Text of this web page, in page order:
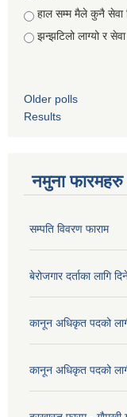
हाल सम्म मैले कुनै सेवा
झन्झटिलो लाग्यो र
Older polls
Results
नमुना फारमहरु
सम्पति विवरण फाराम
बेरोजगार दर्ताका लागि
कानून अधिकृत पदको
कानून अधिकृत पदको